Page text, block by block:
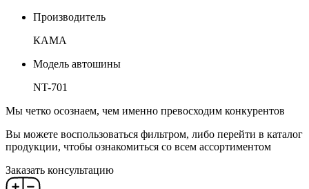
Производитель
КАМА
Модель автошины
NT-701
Мы четко осознаем, чем именно превосходим конкурентов
Вы можете воспользоваться фильтром, либо перейти в каталог
продукции, чтобы ознакомиться со всем ассортиментом
Заказать консультацию